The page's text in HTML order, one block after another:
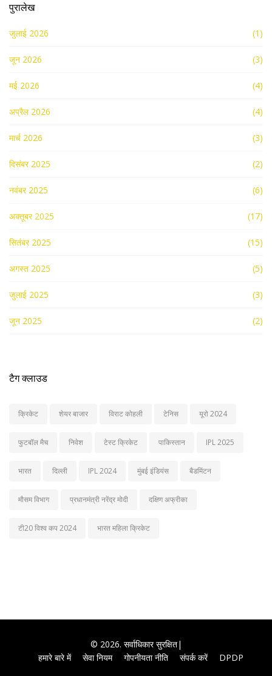
पुरालेख
जुलाई 2026 (1)
जून 2026 (3)
मई 2026 (4)
अप्रैल 2026 (4)
मार्च 2026 (3)
दिसंबर 2025 (2)
नवंबर 2025 (6)
अक्तूबर 2025 (17)
सितंबर 2025 (15)
अगस्त 2025 (5)
जुलाई 2025 (3)
जून 2025 (2)
टैग क्लाउड
क्रिकेट शेयर बाजार विराट कोहली टेनिस यूरो 2024
फुटबॉल मैच निवेश टेस्ट क्रिकेट पाकिस्तान IPL 2025
भारत दिल्ली IPL 2024 मुंबई इंडियंस बैडमिंटन
मौसम विभाग प्रधानमंत्री नरेंद्र मोदी दक्षिण अफ्रीका
टी20 विश्व कप 2024 भारत महिला क्रिकेट
© 2026. सर्वाधिकार सुरक्षित|
हमारे बारे में
सेवा नियम गोपनीयता नीति संपर्क करें DPDP